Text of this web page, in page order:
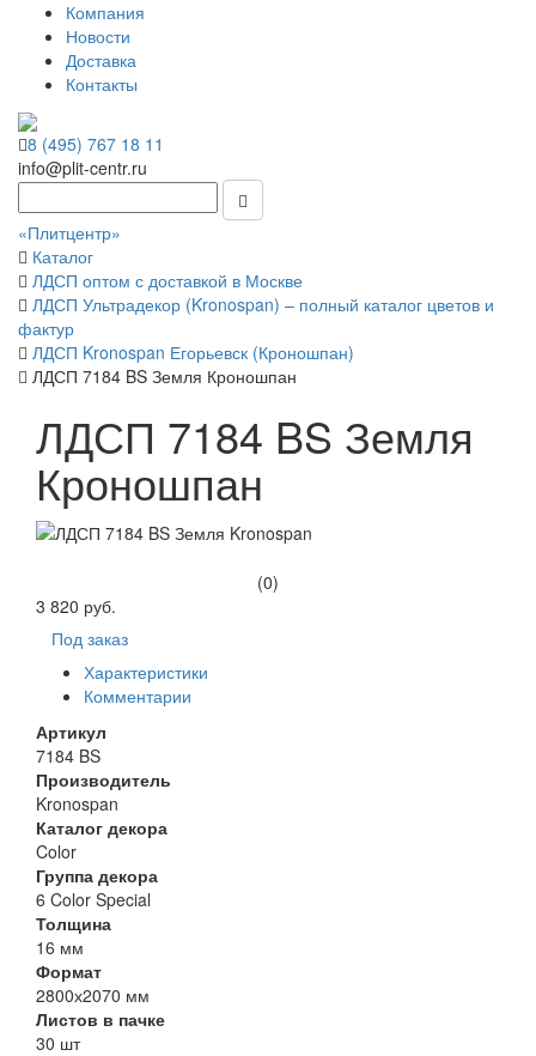
Компания
Новости
Доставка
Контакты
8 (495) 767 18 11
info@plit-centr.ru
«Плитцентр»
Каталог
ЛДСП оптом с доставкой в Москве
ЛДСП Ультрадекор (Kronospan) – полный каталог цветов и
фактур
ЛДСП Kronospan Егорьевск (Кроношпан)
ЛДСП 7184 BS Земля Кроношпан
ЛДСП 7184 BS Земля
Кроношпан
(0)
3 820 руб.
Под заказ
Характеристики
Комментарии
Артикул
7184 BS
Производитель
Kronospan
Каталог декора
Color
Группа декора
6 Color Special
Толщина
16 мм
Формат
2800х2070 мм
Листов в пачке
30 шт